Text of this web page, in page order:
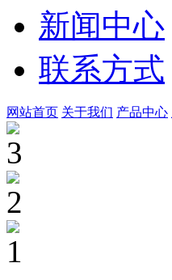
新闻中心
联系方式
网站首页 关于我们 产品中心